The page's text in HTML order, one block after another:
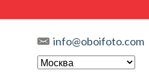
info@oboifoto.com